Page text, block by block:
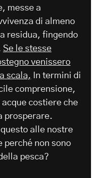
messe a
di almeno
residua, fingendo
Se le stesse
venissero
scala,
In termini di
comprensione,
acque costiere che
prosperare.
alle nostre
perché non sono
pesca?